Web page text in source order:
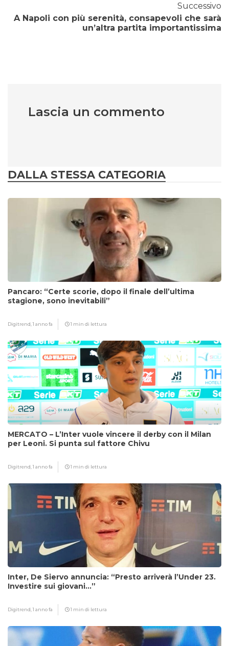
Successivo
A Napoli con più serenità, consapevoli che sarà
un’altra partita importantissima
Lascia un commento
DALLA STESSA CATEGORIA
Pancaro: “Certe scorie, dopo il finale dell’ultima
stagione, sono inevitabili”
Digitrend,1 anno fa 1 min di lettura
MERCATO – L’Inter vuole vincere il derby con il Milan
per Leoni. Si punta sul fattore Chivu
Digitrend,1 anno fa 1 min di lettura
Inter, De Siervo annuncia: “Presto arriverà l’Under 23.
Investire sui giovani…”
Digitrend,1 anno fa 1 min di lettura